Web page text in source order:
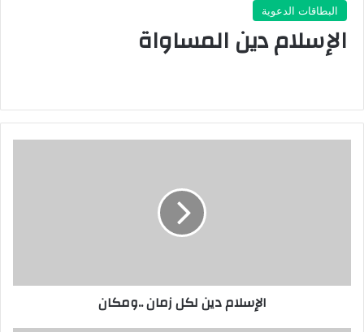
البطاقات الدعوية
الإسلام دين المساواة
الإسلام دين لكل زمان ..ومكان